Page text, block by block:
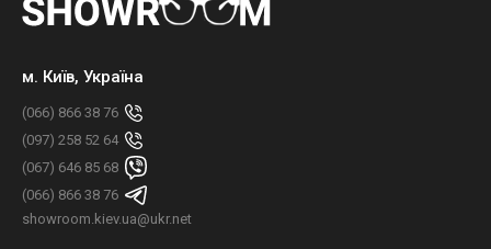
м. Київ, Україна
(066) 866 38 76
(097) 258 52 64
(067) 646 85 68
(066) 866 38 76
showroom.kiev.ua@ukr.net